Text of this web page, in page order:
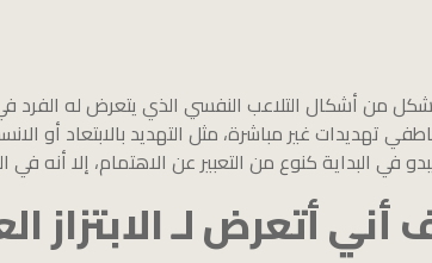
شكل من أشكال التلاعب النفسي الذي يتعرض له الفرد
تهديدات غير مباشرة، مثل التهديد بالابتعاد
في البداية كنوع من التعبير عن الاهتمام، إلا أنه
أتعرض لـ الابتزاز